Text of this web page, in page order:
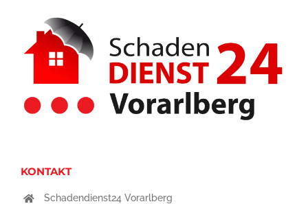
KONTAKT
Schadendienst24 Vorarlberg